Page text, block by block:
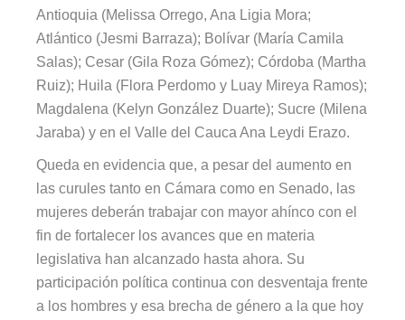
Antioquia (Melissa Orrego, Ana Ligia Mora;
Atlántico (Jesmi Barraza); Bolívar (María Camila
Salas); Cesar (Gila Roza Gómez); Córdoba (Martha
Ruiz); Huila (Flora Perdomo y Luay Mireya Ramos);
Magdalena (Kelyn González Duarte); Sucre (Milena
Jaraba) y en el Valle del Cauca Ana Leydi Erazo.
Queda en evidencia que, a pesar del aumento en
las curules tanto en Cámara como en Senado, las
mujeres deberán trabajar con mayor ahínco con el
fin de fortalecer los avances que en materia
legislativa han alcanzado hasta ahora. Su
participación política continua con desventaja frente
a los hombres y esa brecha de género a la que hoy